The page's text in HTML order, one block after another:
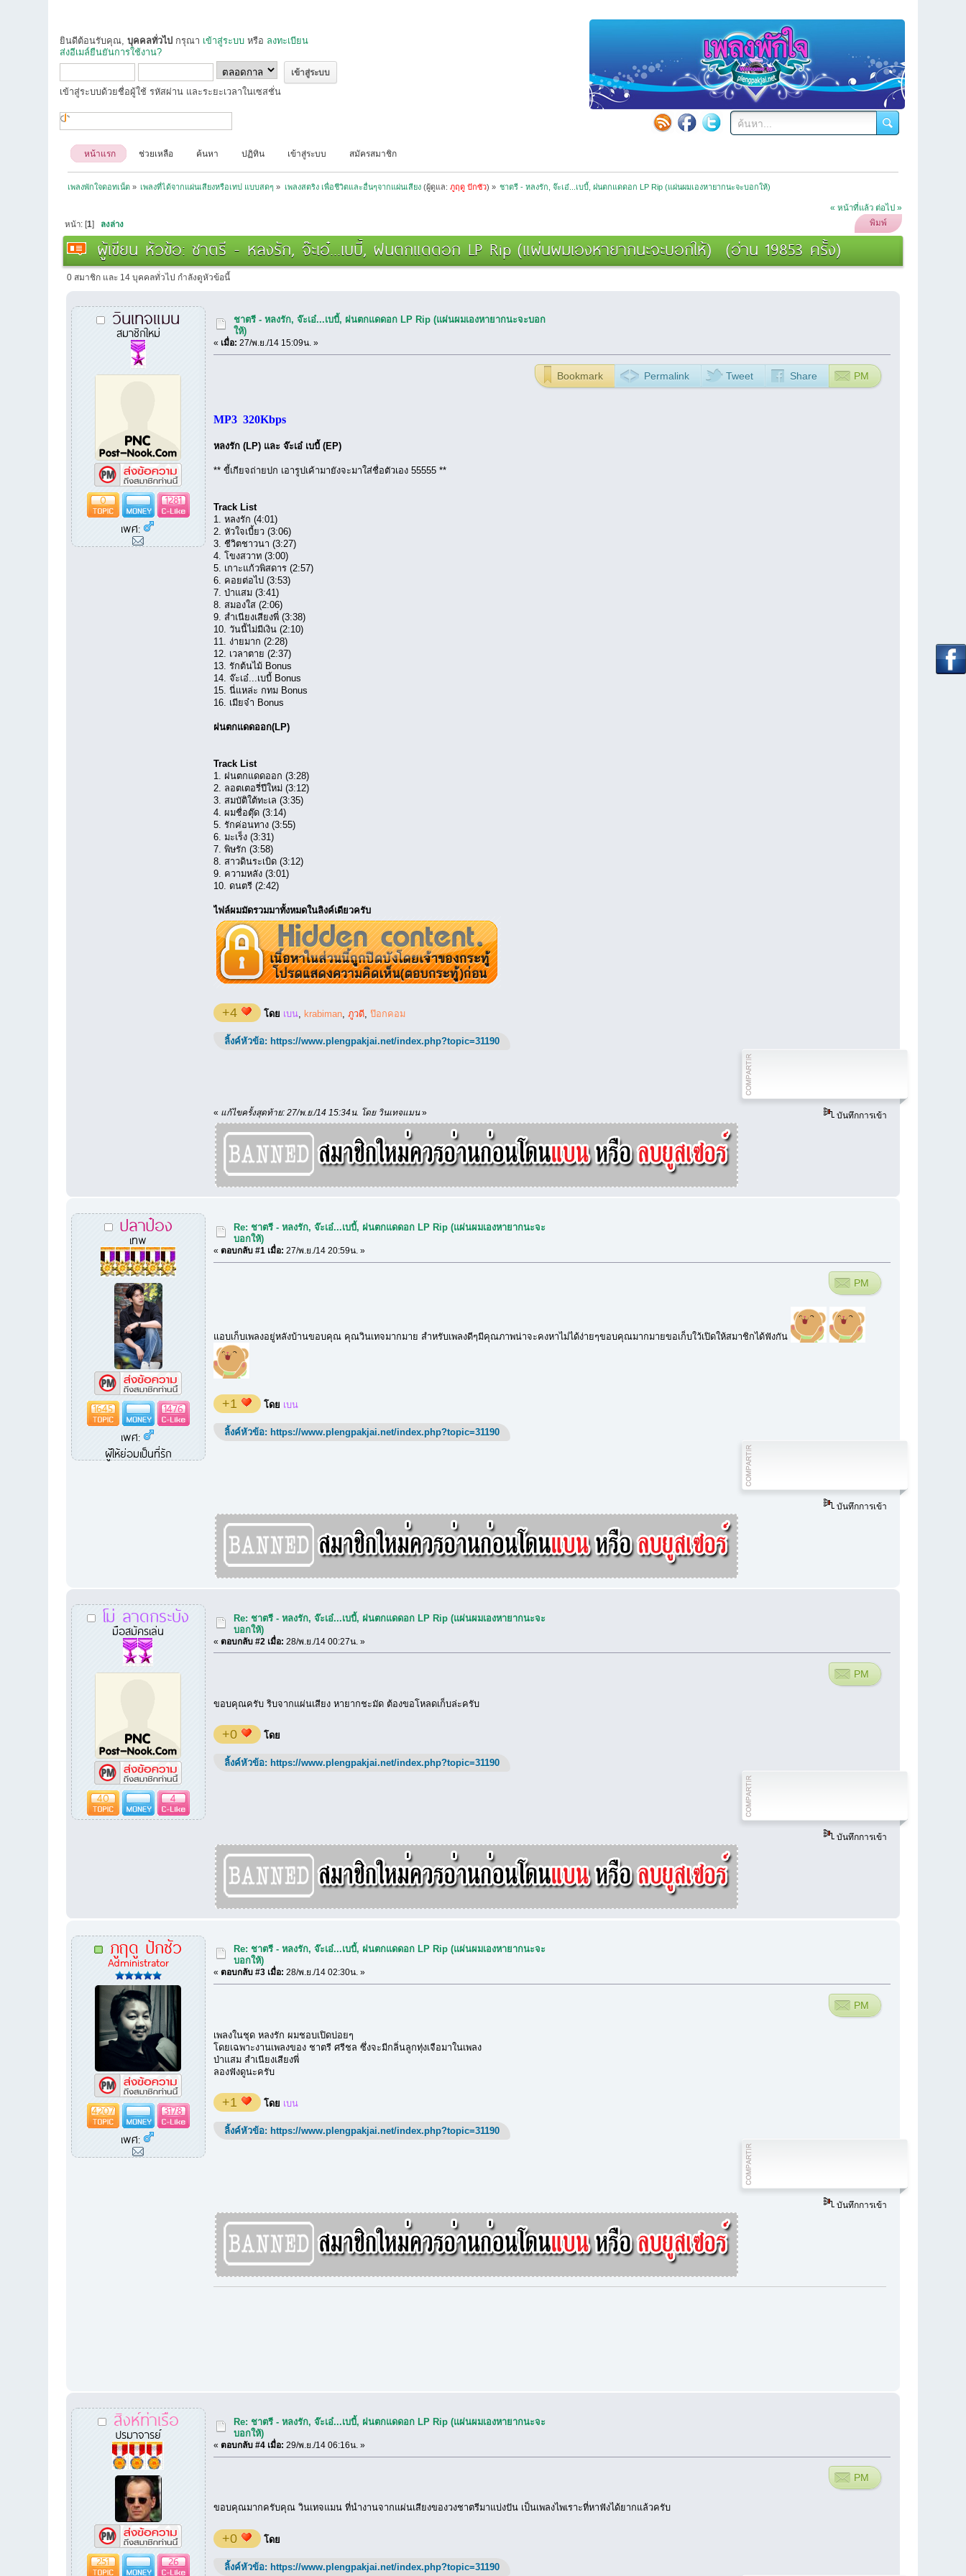
ยินดีต้อนรับคุณ,บุคคลทั่วไป กรุณา เข้าสู่ระบบ หรือ ลงทะเบียน
ส่งอีเมล์ยืนยันการใช้งาน?
เข้าสู่ระบบด้วยชื่อผู้ใช้ รหัสผ่าน และระยะเวลาในเซสชั่น
หน้าแรก ช่วยเหลือ ค้นหา ปฏิทิน เข้าสู่ระบบ สมัครสมาชิก
เพลงพักใจดอทเน็ต» เพลงที่ได้จากแผ่นเสียงหรือเทป แบบสดๆ » เพลงสตริง เพื่อชีวิตและอื่นๆจากแผ่นเสียง(ผู้ดูแล: ภูฤดู ปักซัว) » ชาตรี - หลงรัก, จ๊ะเอ๋...เบบี้, ฝนตกแดดอก LP Rip (แผ่นผมเองหายากนะจะบอกให้)
« หน้าที่แล้ว ต่อไป »
พิมพ์
หน้า: [1] ลงล่าง
ผู้เขียน หัวข้อ: ชาตรี - หลงรัก, จ๊ะเอ๋...เบบี้, ฝนตกแดดอก LP Rip (แผ่นผมเองหายากนะจะบอกให้) (อ่าน 19853 ครั้ง)
0 สมาชิก และ 14 บุคคลทั่วไป กำลังดูหัวข้อนี้
วินเทจแมน
สมาชิกใหม่
0
1281
เพศ:
ชาตรี - หลงรัก, จ๊ะเอ๋...เบบี้, ฝนตกแดดอก LP Rip (แผ่นผมเองหายากนะจะบอก
ให้)
« เมื่อ: 27/พ.ย./14 15:09น. »
Bookmark Permalink Tweet Share PM
MP3 320Kbps
หลงรัก (LP) และ จ๊ะเอ๋ เบบี้ (EP)
** ขี้เกียจถ่ายปก เอารูปเค้ามายังจะมาใส่ชื่อตัวเอง 55555 **
Track List
1. หลงรัก (4:01)
2. หัวใจเบี้ยว (3:06)
3. ชีวิตชาวนา (3:27)
4. โขงสวาท (3:00)
5. เกาะแก้วพิสดาร (2:57)
6. คอยต่อไป (3:53)
7. ป่าแสม (3:41)
8. สมองใส (2:06)
9. สำเนียงเสียงพี่ (3:38)
10. วันนี้ไม่มีเงิน (2:10)
11. ง่ายมาก (2:28)
12. เวลาตาย (2:37)
13. รักต้นไม้ Bonus
14. จ๊ะเอ๋...เบบี้ Bonus
15. นี่แหล่ะ กทม Bonus
16. เมียจ๋า Bonus
ฝนตกแดดออก(LP)
Track List
1. ฝนตกแดดออก (3:28)
2. ลอตเตอรี่ปีใหม่ (3:12)
3. สมบัติใต้ทะเล (3:35)
4. ผมชื่อตุ๊ด (3:14)
5. รักค่อนทาง (3:55)
6. มะเร็ง (3:31)
7. พิษรัก (3:58)
8. สาวดินระเบิด (3:12)
9. ความหลัง (3:01)
10. ดนตรี (2:42)
ไฟล์ผมมัดรวมมาทั้งหมดในลิงค์เดียวครับ
+4 โดย เบน krabiman ภูวดี ป๊อกคอม
ลิ้งค์หัวข้อ: https://www.plengpakjai.net/index.php?topic=31190
« แก้ไขครั้งสุดท้าย: 27/พ.ย./14 15:34น. โดย วินเทจแมน» บันทึกการเข้า
ปลาป๋อง
เทพ
1645
1476
เพศ:
ผู้ให้ย่อมเป็นที่รัก
Re: ชาตรี - หลงรัก, จ๊ะเอ๋...เบบี้, ฝนตกแดดอก LP Rip (แผ่นผมเองหายากนะจะ
บอกให้)
« ตอบกลับ #1 เมื่อ: 27/พ.ย./14 20:59น. »
PM
แอบเก็บเพลงอยู่หลังบ้านขอบคุณ คุณวินเทจมากมาย สำหรับเพลงดีๆมีคุณภาพน่าจะคงหาไม่ได้ง่ายๆขอบคุณมากมายขอเก็บใว้เปิดให้สมาชิกได้ฟังกัน
+1 โดย เบน
ลิ้งค์หัวข้อ: https://www.plengpakjai.net/index.php?topic=31190
บันทึกการเข้า
โม่ ลาดกระบัง
มือสมัครเล่น
40 4
Re: ชาตรี - หลงรัก, จ๊ะเอ๋...เบบี้, ฝนตกแดดอก LP Rip (แผ่นผมเองหายากนะจะ
บอกให้)
« ตอบกลับ #2 เมื่อ: 28/พ.ย./14 00:27น. »
PM
ขอบคุณครับ ริบจากแผ่นเสียง หายากชะมัด ต้องขอโหลดเก็บล่ะครับ
+0 โดย
ลิ้งค์หัวข้อ: https://www.plengpakjai.net/index.php?topic=31190
บันทึกการเข้า
ภูฤดู ปักซัว
Administrator
4207
3178
เพศ:
Re: ชาตรี - หลงรัก, จ๊ะเอ๋...เบบี้, ฝนตกแดดอก LP Rip (แผ่นผมเองหายากนะจะ
บอกให้)
« ตอบกลับ #3 เมื่อ: 28/พ.ย./14 02:30น. »
PM
เพลงในชุด หลงรัก ผมชอบเปิดบ่อยๆ
โดยเฉพาะงานเพลงของ ชาตรี ศรีชล ซึ่งจะมีกลิ่นลูกทุ่งเจือมาในเพลง
ป่าแสม สำเนียงเสียงพี่
ลองฟังดูนะครับ
+1 โดย เบน
ลิ้งค์หัวข้อ: https://www.plengpakjai.net/index.php?topic=31190
บันทึกการเข้า
สิงห์ท่าเรือ
ปรมาจารย์
251 26
Re: ชาตรี - หลงรัก, จ๊ะเอ๋...เบบี้, ฝนตกแดดอก LP Rip (แผ่นผมเองหายากนะจะ
บอกให้)
« ตอบกลับ #4 เมื่อ: 29/พ.ย./14 06:16น. »
PM
ขอบคุณมากครับคุณ วินเทจแมน ที่นำงานจากแผ่นเสียงของวงชาตรีมาแบ่งปัน เป็นเพลงไพเราะที่หาฟังได้ยากแล้วครับ
+0 โดย
ลิ้งค์หัวข้อ: https://www.plengpakjai.net/index.php?topic=31190